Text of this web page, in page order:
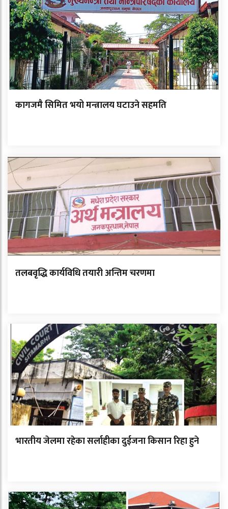
कागजमै सिमित भयो मन्त्रालय घटाउने सहमति
तलबवृद्धि कार्यविधि तयारी अन्तिम चरणमा
भारतीय जेलमा रहेका सर्लाहीका दुईजना किसान रिहा हुने